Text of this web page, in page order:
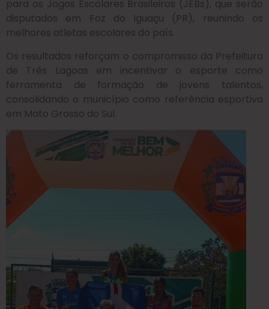
para os Jogos Escolares Brasileiros (JEBs), que serão
disputados em Foz do Iguaçu (PR), reunindo os
melhores atletas escolares do país.
Os resultados reforçam o compromisso da Prefeitura
de Três Lagoas em incentivar o esporte como
ferramenta de formação de jovens talentos,
consolidando o município como referência esportiva
em Mato Grosso do Sul.